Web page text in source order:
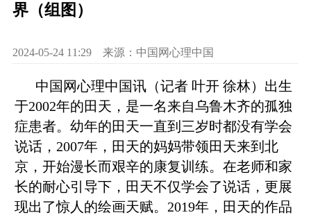
界（组图）
2024-05-24 11:29 来源：中国网心理中国​
中国网心理中国讯（记者 叶开 徐林）出生
于2002年的田天，是一名来自乌鲁木齐的孤独
症患者。幼年的田天一直到三岁时都没有学会
说话，2007年，田天的妈妈带领田天来到北
京，开始漫长而艰辛的康复训练。在老师和家
长的耐心引导下，田天不仅学会了说话，更展
现出了惊人的绘画天赋。2019年，田天的作品